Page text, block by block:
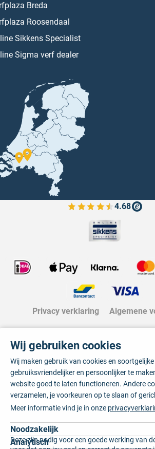
Breda
Roosendaal
Sikkens Specialist
Sigma verf dealer
4.68
Bekijk de verfplaza
Privacy verklaring Algemene
Wij gebruiken cookies
Wij maken gebruik van cookies en
gebruiksvriendelijker en persoonlijker te
website goed te laten functioneren. Andere
verzamelen, je voorkeuren op te slaan of
Meer informatie vind je in onze
Noodzakelijk
Deze zijn nodig voor een goede werking van
Analytisch